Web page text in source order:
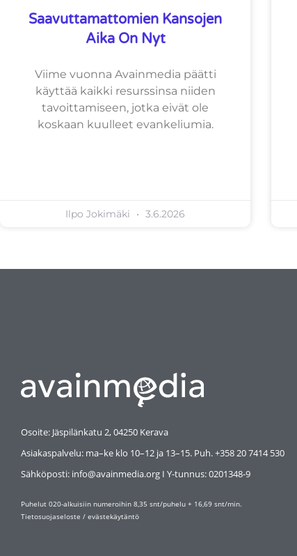
Saavuttamattomien Kansojen
Aika On Nyt
Viime vuonna Avainmedia päätti
käyttää kaikki resurssinsa niiden
tavoittamiseen, jotka eivät ole
koskaan kuulleet evankeliumia.
Ilpo Jokimäki 3.6.2026
Osoite: Jäspilänkatu 2, 04250 Kerava
Asiakaspalvelu: ma–ke klo 10–12 ja 13–15. Puh. +358 20 7414 530
Sähköposti: info@avainmedia.org I Y-tunnus:0201348-9
Puhelut 020-alkuisiin numeroihin 8,35 snt/puhelu + 16,69 snt/min.
Tietosuojaseloste / evästekäytäntö